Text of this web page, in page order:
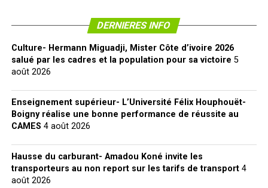
DERNIERES INFO
Culture- Hermann Miguadji, Mister Côte d’ivoire 2026
salué par les cadres et la population pour sa victoire 5
août 2026
Enseignement supérieur- L’Université Félix Houphouët-
Boigny réalise une bonne performance de réussite au
CAMES 4 août 2026
Hausse du carburant- Amadou Koné invite les
transporteurs au non report sur les tarifs de transport 4
août 2026